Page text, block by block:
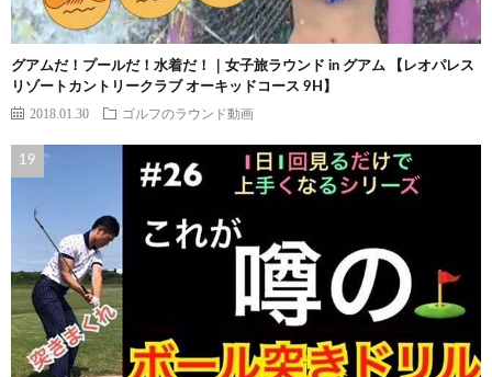
グアムだ！プールだ！水着だ！｜女子旅ラウンド in グアム 【レオパレス
リゾートカントリークラブ オーキッドコース 9H】
2018.01.30 ゴルフのラウンド動画